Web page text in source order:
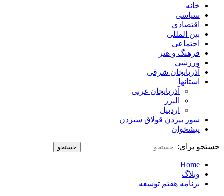
خانه
سیاسی
اقتصادی
بین المللی
اجتماعی
فرهنگ و هنر
ورزشی
آذربایجان شرقی
استانها
آذربایجان غربی
البرز
اردبیل
سوز بیزدن قولاق سیزدن
پیشخوان
جستجو برای:
Home
وبلاگ
برنامه هفتم توسعه